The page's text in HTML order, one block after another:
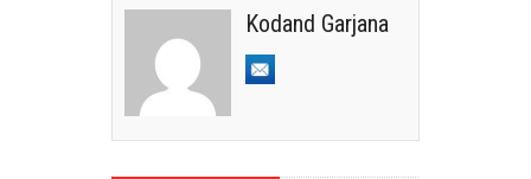
Kodand Garjana